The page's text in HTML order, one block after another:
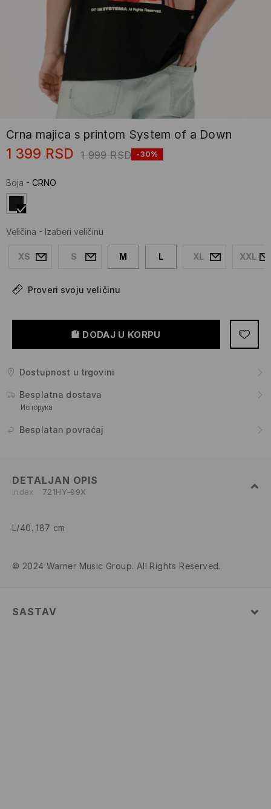
Crna majica s printom System of a Down
1 399 RSD 1 999 RSD -30%
Boja - CRNO
Veličina - Izaberi veličinu
XS S M L XL XXL
Proveri svoju veličinu
DODAJ U KORPU
Dostupnost u trgovini
Besplatna dostava
Испорука
Besplatan povraćaj
DETALJAN OPIS
Index 721HY-99X
L/40. 187 cm
© 2024 Warner Music Group. All Rights Reserved.
SASTAV